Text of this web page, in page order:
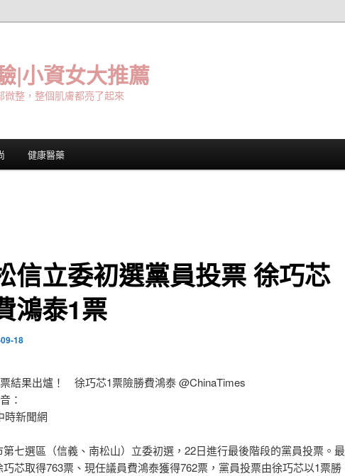
|小資女大推薦
整，整個肌膚都亮了起來
健康醫藥
信立委初選黨員投票 徐巧芯
鴻泰1票
18
結果出爐！ 徐巧芯1票險勝費鴻泰 @ChinaTimes
：
時新聞網
第七選區（信義、南松山）立委初選，22日進行最後階段的黨員投票。最
芯取得763票、現任議員費鴻泰獲得762票，黨員投票由徐巧芯以1票勝